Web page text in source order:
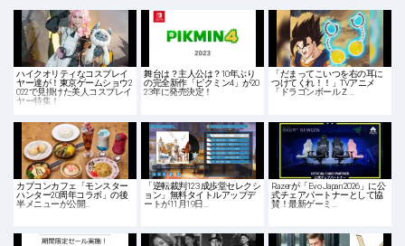
ハイクオリティなコスプレイ
ヤー達が！東京ゲームショウ2
022で見掛けた美人コスプレイ
ヤー特集！
舞台は？主人公は？10年ぶり
の完全新作「ピクミン4」が20
23年に発売決定！
「だまってこいつを右の耳に
つけてくれ！！」TVアニメ
「ドラゴンボールＺ…
カプコンカフェ「モンスター
ハンター20周年コラボ」の後
半メニューが公開…
「逆転裁判123 成歩堂セレクシ
ョン」無料タイトルアップデ
ートが11月19日…
Razerが「Evo Japan 2026」に公
式チェアパートナーとして協
賛！最新ゲーミ…